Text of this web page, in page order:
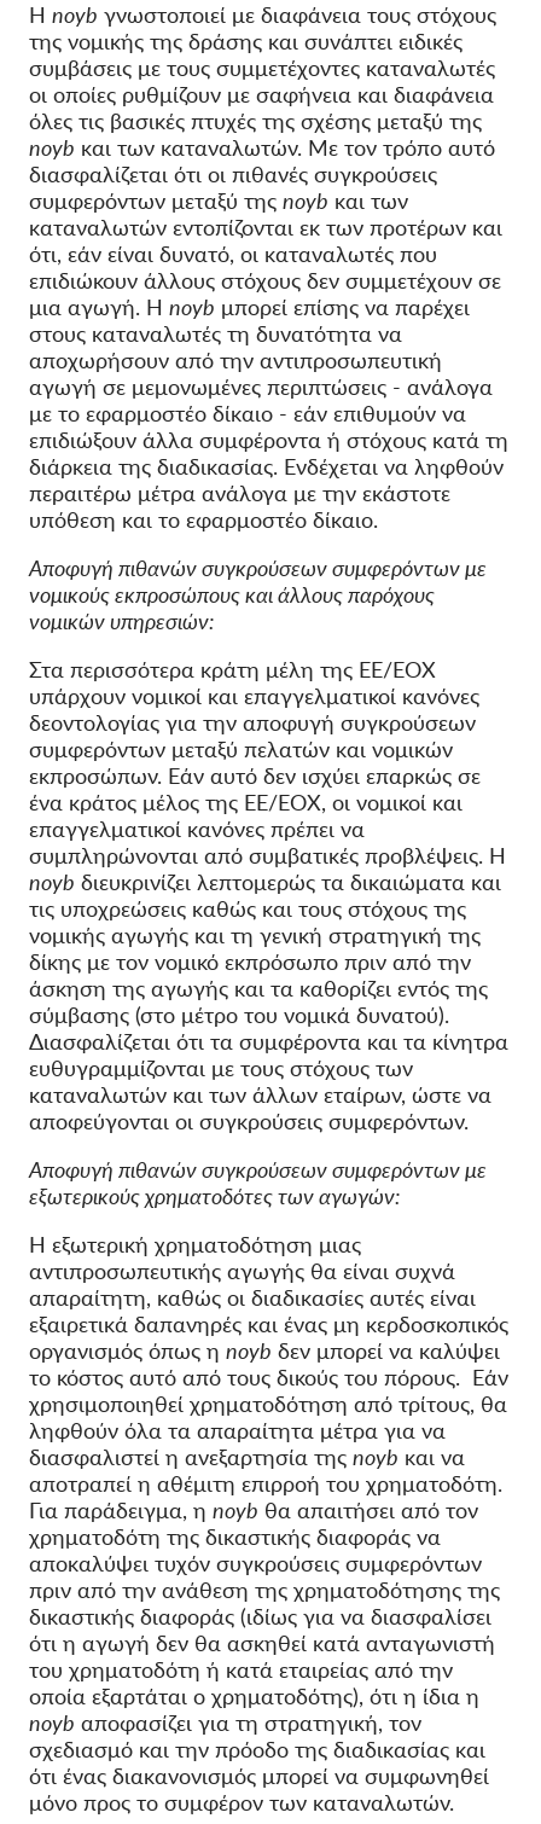
Η noyb γνωστοποιεί με διαφάνεια τους στόχους
της νομικής της δράσης και συνάπτει ειδικές
συμβάσεις με τους συμμετέχοντες καταναλωτές
οι οποίες ρυθμίζουν με σαφήνεια και διαφάνεια
όλες τις βασικές πτυχές της σχέσης μεταξύ της
noyb και των καταναλωτών. Με τον τρόπο αυτό
διασφαλίζεται ότι οι πιθανές συγκρούσεις
συμφερόντων μεταξύ της noyb και των
καταναλωτών εντοπίζονται εκ των προτέρων και
ότι, εάν είναι δυνατό, οι καταναλωτές που
επιδιώκουν άλλους στόχους δεν συμμετέχουν σε
μια αγωγή. Η noyb μπορεί επίσης να παρέχει
στους καταναλωτές τη δυνατότητα να
αποχωρήσουν από την αντιπροσωπευτική
αγωγή σε μεμονωμένες περιπτώσεις - ανάλογα
με το εφαρμοστέο δίκαιο - εάν επιθυμούν να
επιδιώξουν άλλα συμφέροντα ή στόχους κατά τη
διάρκεια της διαδικασίας. Ενδέχεται να ληφθούν
περαιτέρω μέτρα ανάλογα με την εκάστοτε
υπόθεση και το εφαρμοστέο δίκαιο.
Αποφυγή πιθανών συγκρούσεων συμφερόντων με
νομικούς εκπροσώπους και άλλους παρόχους
νομικών υπηρεσιών:
Στα περισσότερα κράτη μέλη της ΕΕ/ΕΟΧ
υπάρχουν νομικοί και επαγγελματικοί κανόνες
δεοντολογίας για την αποφυγή συγκρούσεων
συμφερόντων μεταξύ πελατών και νομικών
εκπροσώπων. Εάν αυτό δεν ισχύει επαρκώς σε
ένα κράτος μέλος της ΕΕ/ΕΟΧ, οι νομικοί και
επαγγελματικοί κανόνες πρέπει να
συμπληρώνονται από συμβατικές προβλέψεις. Η
noyb διευκρινίζει λεπτομερώς τα δικαιώματα και
τις υποχρεώσεις καθώς και τους στόχους της
νομικής αγωγής και τη γενική στρατηγική της
δίκης με τον νομικό εκπρόσωπο πριν από την
άσκηση της αγωγής και τα καθορίζει εντός της
σύμβασης (στο μέτρο του νομικά δυνατού).
Διασφαλίζεται ότι τα συμφέροντα και τα κίνητρα
ευθυγραμμίζονται με τους στόχους των
καταναλωτών και των άλλων εταίρων, ώστε να
αποφεύγονται οι συγκρούσεις συμφερόντων.
Αποφυγή πιθανών συγκρούσεων συμφερόντων με
εξωτερικούς χρηματοδότες των αγωγών:
Η εξωτερική χρηματοδότηση μιας
αντιπροσωπευτικής αγωγής θα είναι συχνά
απαραίτητη, καθώς οι διαδικασίες αυτές είναι
εξαιρετικά δαπανηρές και ένας μη κερδοσκοπικός
οργανισμός όπως η noyb δεν μπορεί να καλύψει
το κόστος αυτό από τους δικούς του πόρους. Εάν
χρησιμοποιηθεί χρηματοδότηση από τρίτους, θα
ληφθούν όλα τα απαραίτητα μέτρα για να
διασφαλιστεί η ανεξαρτησία της noyb και να
αποτραπεί η αθέμιτη επιρροή του χρηματοδότη.
Για παράδειγμα, η noyb θα απαιτήσει από τον
χρηματοδότη της δικαστικής διαφοράς να
αποκαλύψει τυχόν συγκρούσεις συμφερόντων
πριν από την ανάθεση της χρηματοδότησης της
δικαστικής διαφοράς (ιδίως για να διασφαλίσει
ότι η αγωγή δεν θα ασκηθεί κατά ανταγωνιστή
του χρηματοδότη ή κατά εταιρείας από την
οποία εξαρτάται ο χρηματοδότης), ότι η ίδια η
noyb αποφασίζει για τη στρατηγική, τον
σχεδιασμό και την πρόοδο της διαδικασίας και
ότι ένας διακανονισμός μπορεί να συμφωνηθεί
μόνο προς το συμφέρον των καταναλωτών.